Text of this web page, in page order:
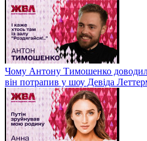
Чому Антону Тимошенко
він потрапив у шоу Девіда